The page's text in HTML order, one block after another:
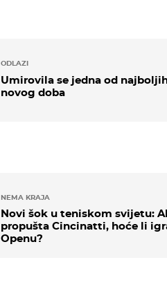
ODLAZI
Umirovila se jedna od
novog doba
NEMA KRAJA
Novi šok u teniskom svijetu:
propušta Cincinatti, hoće li
Openu?